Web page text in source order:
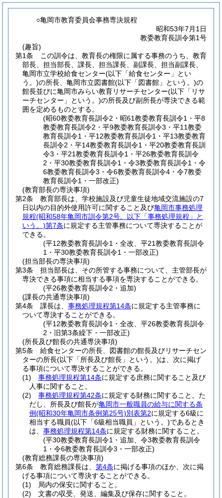
○亀岡市教育委員会事務専決規程
昭和53年7月1日
教委教育長訓令第1号
(趣旨)
第1条
この訓令は、教育長の権限に属する事務のうち、教育
部長、担当部長、課長、担当課長、副課長、担当副課長、
亀岡市立学校給食センター(以下「給食センター」とい
う。)の所長、亀岡市立図書館(以下「図書館」という。)の
館長並びに亀岡市みらい教育リサーチセンター(以下「リサ
ーチセンター」という。)の所長及び副所長が専決できる範
囲を定めるものとする。
(昭60教委教育長訓令2・昭61教委教育長訓令1・平8
教委教育長訓令2・平9教委教育長訓令3・平11教委
教育長訓令1・平12教委教育長訓令1・平13教委教育
長訓令2・平14教委教育長訓令1・平20教委教育長訓
令3・平21教委教育長訓令1・平26教委教育長訓令
2・平30教委教育長訓令1・令3教委教育長訓令1・令
6教委教育長訓令3・令6教委教育長訓令4・令7教委
教育長訓令1・一部改正)
(教育部長の専決事項)
第2条
教育部長は、学校施設及び児童生徒地域交流施設の7
日以内の目的外使用許可に関すること及び亀岡市事務処理
規程(昭和58年亀岡市訓令第2号。以下「事務処理規程」と
いう。)第7条に規定する主管事務について専決することが
できる。
(平12教委教育長訓令1・全改、平21教委教育長訓令
1・平30教委教育長訓令1・一部改正)
(担当部長の専決事項)
第3条
担当部長は、その所管する事務について、主管部長が
専決できる事項に相当する事項を専決することができる。
(平26教委教育長訓令2・追加)
(課長の共通専決事項)
第4条
課長は、 事務処理規程第14条に規定する主管事務に
ついて専決することができる。
(平12教委教育長訓令1・全改、平26教委教育長訓令
2・旧第3条繰下・一部改正)
(所長及び館長の共通専決事項)
第5条
給食センターの所長、図書館の館長及びリサーチセン
ターの所長(以下「所長及び館長」という。)は、次に掲げ
る事項について専決することができる。
(1)
事務処理規程第14条に規定する庶務に関すること及び
人事に関すること。
(2)
事務処理規程第42条に規定する財務に関すること。 た
だし、所長及び館長が亀岡市一般職員の給与に関する条
例(昭和30年亀岡市条例第25号)別表第2に規定する6級に
相当する職員(以下「6級相当職員」という。)であるとき
は、 事務処理規程第14条に規定する財務に関すること。
(平30教委教育長訓令1・追加、令3教委教育長訓令
1・令6教委教育長訓令3・一部改正)
(教育総務課長の専決事項)
第6条
教育総務課長は、 第4条に掲げる事項のほか、次に掲
げる事項について専決することができる。
(1)
局内の保安に関すること。
(2)
文書の収受、発送、編集及び保存に関すること。